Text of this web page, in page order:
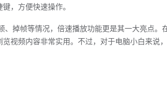
，方便快速操作。
掉帧等情况，倍速播放功能更是其一大亮点。
视频内容非常实用。不过，对于电脑小白来说，